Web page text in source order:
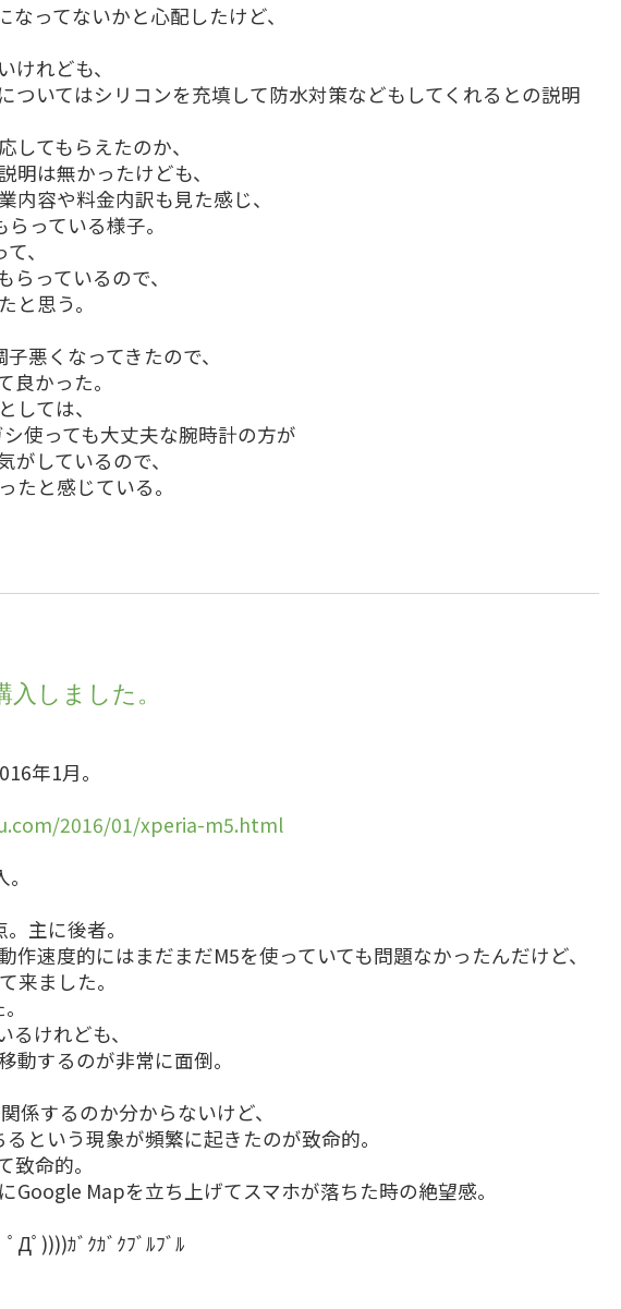
ってないかと心配したけど、
れども、
ついてはシリコンを充填して防水対策などもしてくれるとの説明
てもらえたのか、
明は無かったけども、
内容や料金内訳も見た感じ、
っている様子。
、
っているので、
と思う。
悪くなってきたので、
良かった。
しては、
使っても大丈夫な腕時計の方が
がしているので、
たと感じている。
入しました。
年1月。
2016/01/xperia-m5.html
主に後者。
作速度的にはまだまだM5を使っていても問題なかったんだけど、
来ました。
けれども、
動するのが非常に面倒。
係するのか分からないけど、
という現象が頻繁に起きたのが致命的。
致命的。
Google Mapを立ち上げてスマホが落ちた時の絶望感。
Дﾟ))))ｶﾞｸｶﾞｸﾌﾞﾙﾌﾞﾙ